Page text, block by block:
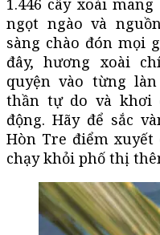
1.446 cây xoài
ngọt ngào và
sàng chào đón mọi
đây, hương xoài
quyện vào từng
thần tự do và khơi
động. Hãy để sắc
Hòn Tre điểm
chạy khỏi phố thị